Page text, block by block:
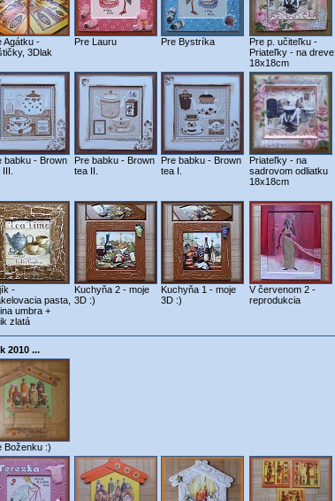
Agátku -
3Dlak
Pre Lauru Pre Bystríka
Pre p. učiteľku -
Priateľky - na dreve
18x18cm
babku - Brown
Pre babku - Brown
tea II.
Pre babku - Brown
tea I.
Priateľky - na
sadrovom odliatku
18x18cm
-
pasta,
umbra +
zlatá
Kuchyňa 2 - moje
3D :)
Kuchyňa 1 - moje
3D :)
V červenom 2 -
reprodukcia
2010 ...
Boženku :)